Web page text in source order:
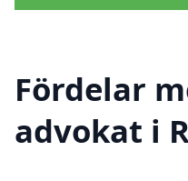
Fördelar
advokat i